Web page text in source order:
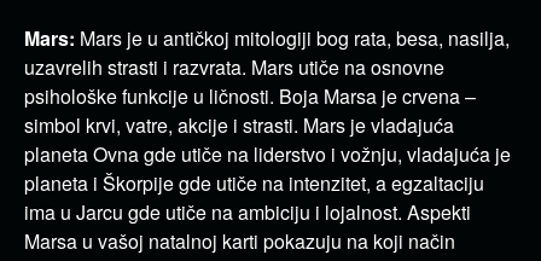
Mars: Mars je u antičkoj mitologiji bog rata, besa, nasilja,
uzavrelih strasti i razvrata. Mars utiče na osnovne
psihološke funkcije u ličnosti. Boja Marsa je crvena –
simbol krvi, vatre, akcije i strasti. Mars je vladajuća
planeta Ovna gde utiče na liderstvo i vožnju, vladajuća je
planeta i Škorpije gde utiče na intenzitet, a egzaltaciju
ima u Jarcu gde utiče na ambiciju i lojalnost. Aspekti
Marsa u vašoj natalnoj karti pokazuju na koji način